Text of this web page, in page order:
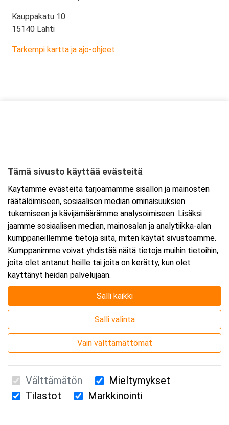
Kauppakatu 10
15140 Lahti
Tarkempi kartta ja ajo-ohjeet
Järjestäjä
Suomen Ensiapukoulutus Oy / Valimotie 21 / 00380 Helsinki
Tämä sivusto käyttää evästeitä
Käytämme evästeitä tarjoamamme sisällön ja mainosten
räätälöimiseen, sosiaalisen median ominaisuuksien
tukemiseen ja kävijämäärämme analysoimiseen. Lisäksi
jaamme sosiaalisen median, mainosalan ja analytiikka-alan
kumppaneillemme tietoja siitä, miten käytät sivustoamme.
Kumppanimme voivat yhdistää näitä tietoja muihin tietoihin,
joita olet antanut heille tai joita on kerätty, kun olet
käyttänyt heidän palvelujaan.
Salli kaikki
Salli valinta
Vain välttämättömät
Välttämätön
Mieltymykset
Tilastot
Markkinointi